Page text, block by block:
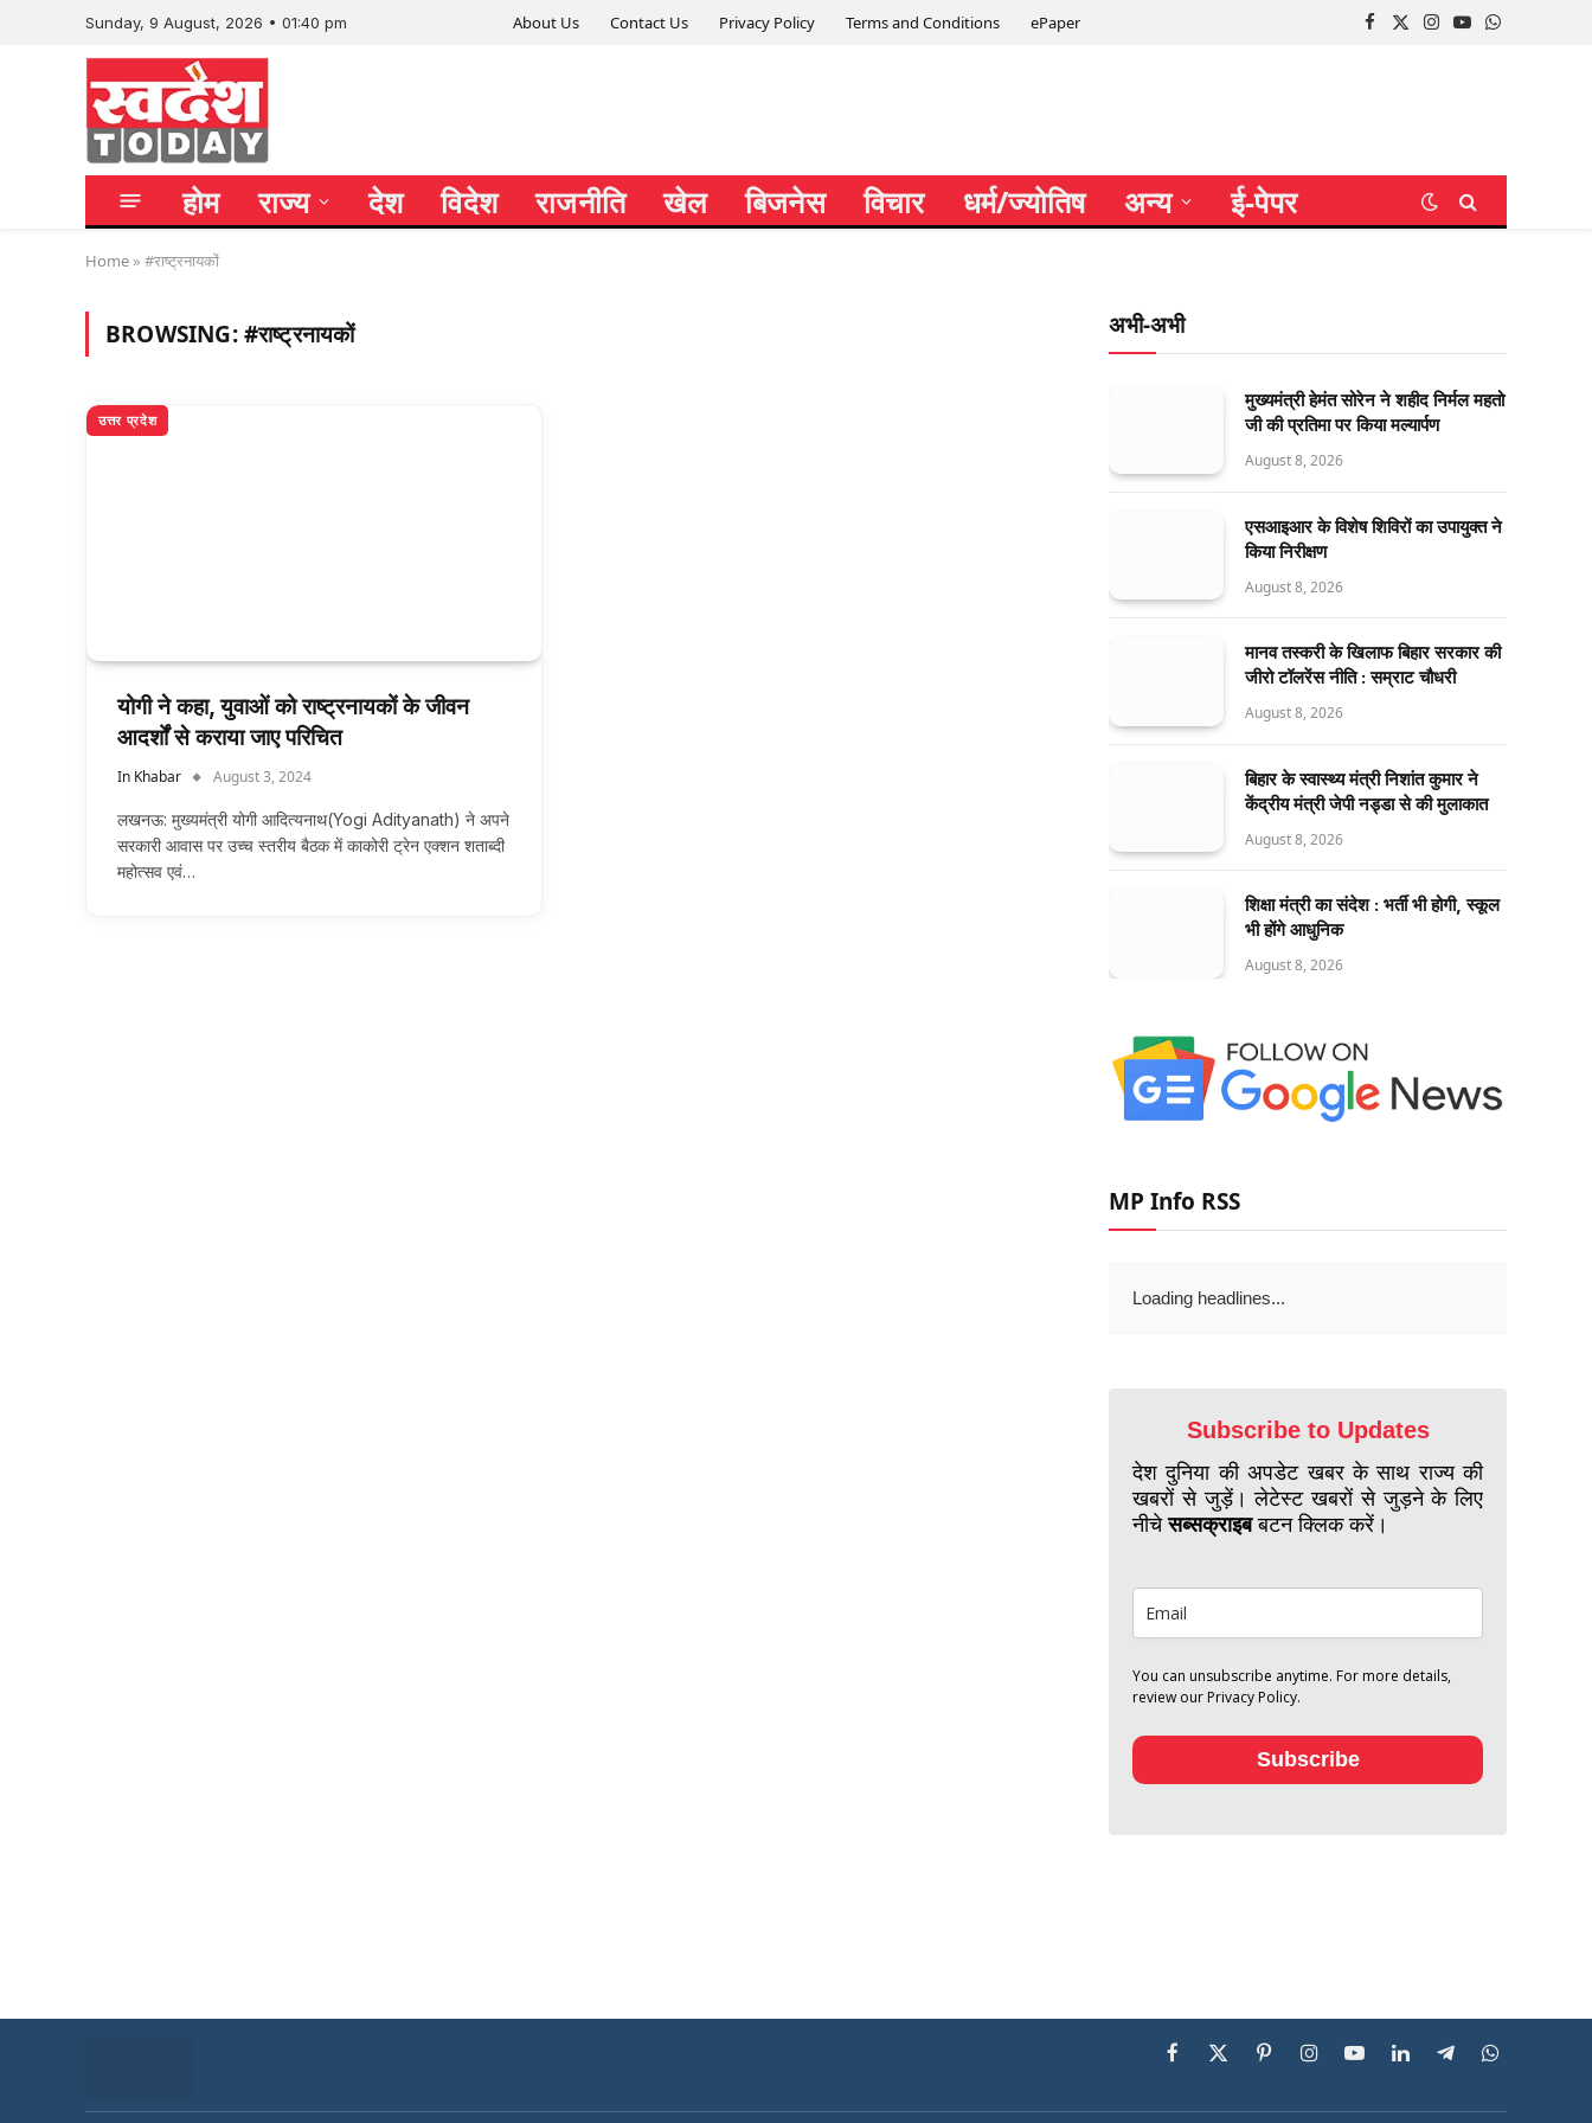
Sunday, 9 August, 2026 • 01:40 pm About Us Contact Us Privacy Policy Terms and Conditions ePaper
Facebook
X
Instagram
YouTubeWhatsApp
होम राज्य देश विदेश राजनीति खेल बिजनेस विचार धर्म/ज्योतिष अन्य ई-पेपर
Home » #राष्ट्रनायकों
BROWSING:#राष्ट्रनायकों
उत्तर प्रदेश
योगी ने कहा, युवाओं को राष्ट्रनायकों के जीवन
आदर्शों से कराया जाए परिचित
In Khabar August 3, 2024
लखनऊ: मुख्यमंत्री योगी आदित्यनाथ(Yogi Adityanath) ने अपने
सरकारी आवास पर उच्च स्तरीय बैठक में काकोरी ट्रेन एक्शन शताब्दी
महोत्सव एवं…
अभी-अभी
मुख्यमंत्री हेमंत सोरेन ने शहीद निर्मल महतो
जी की प्रतिमा पर किया मल्यार्पण
August 8, 2026
एसआइआर के विशेष शिविरों का उपायुक्त ने
किया निरीक्षण
August 8, 2026
मानव तस्करी के खिलाफ बिहार सरकार की
जीरो टॉलरेंस नीति : सम्राट चौधरी
August 8, 2026
बिहार के स्वास्थ्य मंत्री निशांत कुमार ने
केंद्रीय मंत्री जेपी नड्डा से की मुलाकात
August 8, 2026
शिक्षा मंत्री का संदेश : भर्ती भी होगी, स्कूल
भी होंगे आधुनिक
August 8, 2026
MP Info RSS
Loading headlines...
Subscribe to Updates
देश दुनिया की अपडेट खबर के साथ राज्य की
खबरों से जुड़ें। लेटेस्ट खबरों से जुड़ने के लिए
नीचेसब्सक्राइबबटन क्लिक करें।
You can unsubscribe anytime. For more details,
review our Privacy Policy.
Subscribe
Facebook
X
PinterestInstagramYouTubeLinkedInTelegramWhatsApp